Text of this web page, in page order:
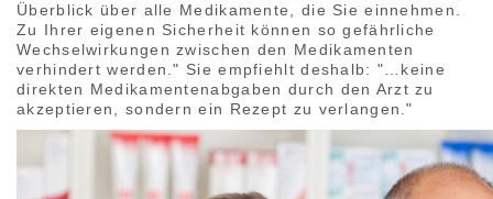
Überblick über alle Medikamente, die Sie einnehmen.
Zu Ihrer eigenen Sicherheit können so gefährliche
Wechselwirkungen zwischen den Medikamenten
verhindert werden." Sie empfiehlt deshalb: "…keine
direkten Medikamentenabgaben durch den Arzt zu
akzeptieren, sondern ein Rezept zu verlangen."